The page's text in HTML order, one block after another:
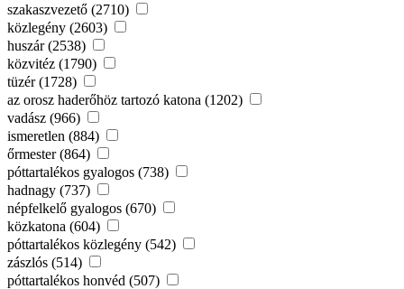
szakaszvezető (2710)
közlegény (2603)
huszár (2538)
közvitéz (1790)
tüzér (1728)
az orosz haderőhöz tartozó katona (1202)
vadász (966)
ismeretlen (884)
őrmester (864)
póttartalékos gyalogos (738)
hadnagy (737)
népfelkelő gyalogos (670)
közkatona (604)
póttartalékos közlegény (542)
zászlós (514)
póttartalékos honvéd (507)